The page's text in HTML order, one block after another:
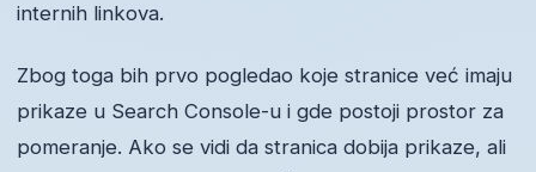
internih linkova.
Zbog toga bih prvo pogledao koje stranice već imaju
prikaze u Search Console-u i gde postoji prostor za
pomeranje. Ako se vidi da stranica dobija prikaze, ali